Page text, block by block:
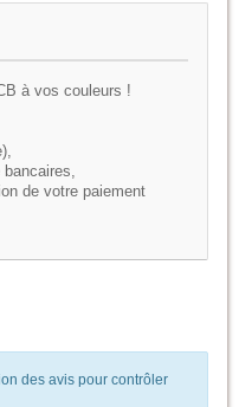
à vos couleurs !
de votre paiement
des avis pour contrôler